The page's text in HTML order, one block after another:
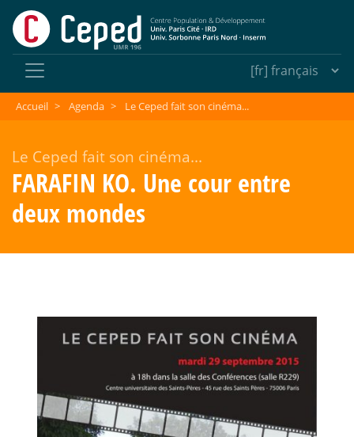
Accueil > Agenda > Le Ceped fait son cinéma...
Le Ceped fait son cinéma...
FARAFIN KO. Une cour entre
deux mondes